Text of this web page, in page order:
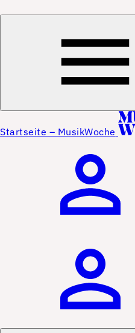
Startseite – MusikWoche